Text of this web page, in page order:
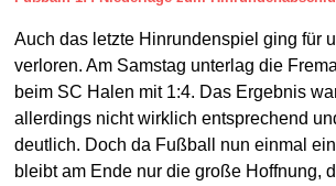
Auch das letzte Hinrundenspiel ging für
verloren. Am Samstag unterlag die
beim SC Halen mit 1:4. Das Ergebnis
allerdings nicht wirklich entsprechend
deutlich. Doch da Fußball nun einmal
bleibt am Ende nur die große Hoffnung,